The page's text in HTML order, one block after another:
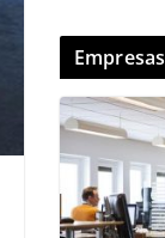
Empresas